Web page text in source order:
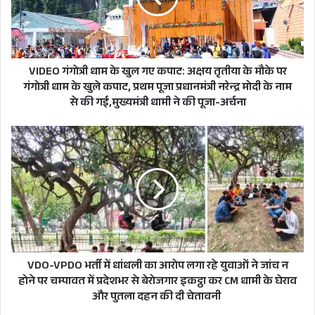
गोरखनाथ महाविद्यालय में आयोजित कार्यक्रम में महंत
अवैद्यनाथ की प्रतिमा का अनावरण करेंगे। योगी यहां से
अपने गांव पंचूर भी जाने वाले हैं।
दरअसल योगी ने अपनी माँ से गांव पहुंचकर एक बार
मुलाकात का वादा किया था और यूपी के मुख्यमंत्री के तौर
पर दोबारा ताजपोशी के बाद अब अपना वादा निभाने आएं
हैं। यूपी सीएम योगी हरिद्वार में उत्तर प्रदेश के पर्यटक
आवास गृह का लोकार्पण भी करेंगे। पांच मई को हरिद्वार में
उत्तर प्रदेश के पर्यटक आवास गृह का उद्घाटन होना है।
ज्ञात हो कि यूपी मुख्यमंत्री योगी आदित्यनाथ कई साल से
अपने पैतृक गाँव पंचूर नहीं आ पाए थे। गांव में
उनकी मां सावित्री देवी, बड़े भाई मानवेंद्र और छोटे भाई
गए
कपाट:
अक्षय
तृतीया
मौके
धाम
के
खुले
कपाट,
प्रथम
पूजा
प्रधानमंत्री
नरेन्द्र
मोदी
नाम
VIDEO गंगोत्री धाम के खुल गए कपाट: अक्षय तृतीया के मौके पर
गंगोत्री धाम के खुले कपाट, प्रथम पूजा प्रधानमंत्री नरेन्द्र मोदी के नाम
से की गई,मुख्यमंत्री धामी ने की पूजा-अर्चना
VDO-
VPDO
भर्ती
में
धांधली
का
आरोप
लगा
रहे
युवाओंVDO-VPDO भर्ती में धांधली का आरोप लगा रहे युवाओं ने जांच न
होने पर चम्पावत में प्रदेशभर से बेरोजगार इकट्ठा कर CM धामी के घेराव
और पुतला दहन की दी चेतावनी